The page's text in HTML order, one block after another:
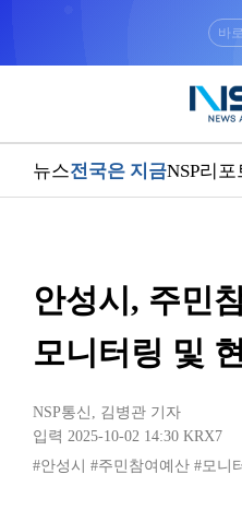
“우리는 독자가 구독
뉴스전국은 지금NSP리포
안성시, 주민
모니터링 및
NSP통신 , 김병관 기자
입력 2025-10-02 14:30 KRX7
#안성시
#주민참여예산 #모니